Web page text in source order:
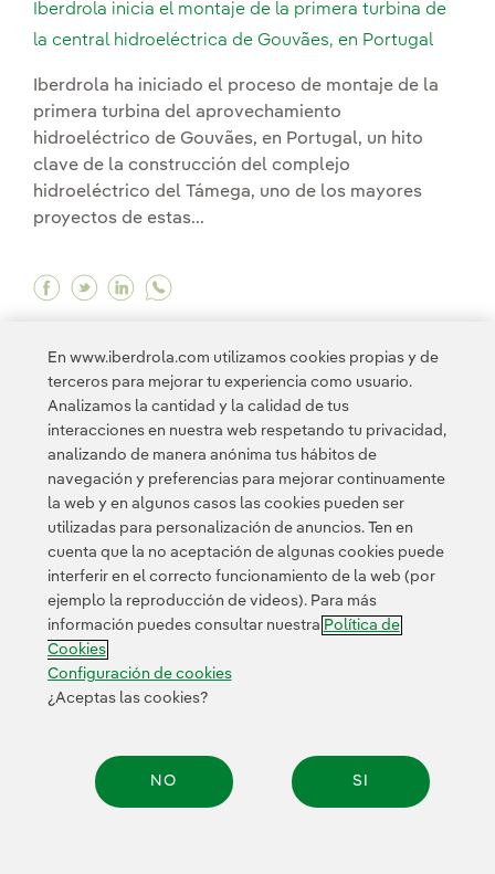
Iberdrola inicia el montaje de la primera turbina de
la central hidroeléctrica de Gouvães, en Portugal
Iberdrola ha iniciado el proceso de montaje de la
primera turbina del aprovechamiento
hidroeléctrico de Gouvães, en Portugal, un hito
clave de la construcción del complejo
hidroeléctrico del Támega, uno de los mayores
proyectos de estas...
Facebook Iberdrola inicia el montaje de la
Twitter Iberdrola inicia el montaje de la
Linkedin Iberdrola inicia el montaje
10 ... 21
Contacta Clientes Política de Privacidad Información legal
Transparencia en el uso de la IA Política de cookies
Configuración de cookies Accesibilidad
En www.iberdrola.com utilizamos cookies propias y de
terceros para mejorar tu experiencia como usuario.
Analizamos la cantidad y la calidad de tus
interacciones en nuestra web respetando tu privacidad,
analizando de manera anónima tus hábitos de
navegación y preferencias para mejorar continuamente
la web y en algunos casos las cookies pueden ser
utilizadas para personalización de anuncios. Ten en
cuenta que la no aceptación de algunas cookies puede
interferir en el correcto funcionamiento de la web (por
ejemplo la reproducción de videos). Para más
información puedes consultar nuestra Política de
Cookies
Configuración de cookies
¿Aceptas las cookies?
NO SI